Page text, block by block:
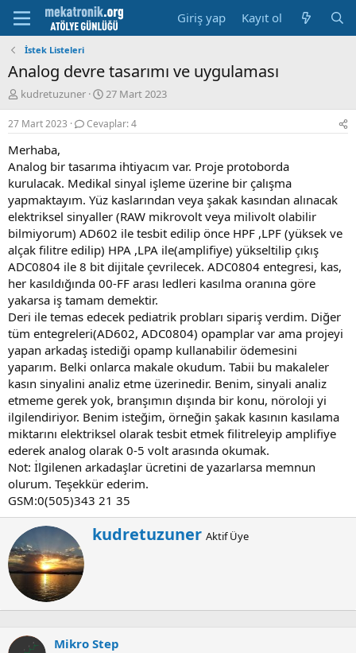
Giriş yap Kayıt ol
İstek Listeleri
Analog devre tasarımı ve uygulaması
K
o
n
u
y
u
b
ş
l
a
t
a
n
kudretuzuner
B
a
ş
l
m
a
a
r
i
h
27 Mart 2023
27 Mart 2023 Cevaplar: 4
Merhaba,
Analog bir tasarıma ihtiyacım var. Proje protoborda
kurulacak. Medikal sinyal işleme üzerine bir çalışma
yapmaktayım. Yüz kaslarından veya şakak kasından alınacak
elektriksel sinyaller (RAW mikrovolt veya milivolt olabilir
bilmiyorum) AD602 ile tesbit edilip önce HPF ,LPF (yüksek ve
alçak filitre edilip) HPA ,LPA ile(amplifiye) yükseltilip çıkış
ADC0804 ile 8 bit dijitale çevrilecek. ADC0804 entegresi, kas,
her kasıldığında 00-FF arası ledleri kasılma oranına göre
yakarsa iş tamam demektir.
Deri ile temas edecek pediatrik probları sipariş verdim. Diğer
tüm entegreleri(AD602, ADC0804) opamplar var ama projeyi
yapan arkadaş istediği opamp kullanabilir ödemesini
yaparım. Belki onlarca makale okudum. Tabii bu makaleler
kasın sinyalini analiz etme üzerinedir. Benim, sinyali analiz
etmeme gerek yok, branşımın dışında bir konu, nöroloji yi
ilgilendiriyor. Benim isteğim, örneğin şakak kasının kasılama
miktarını elektriksel olarak tesbit etmek filitreleyip amplifiye
ederek analog olarak 0-5 volt arasında okumak.
Not: İlgilenen arkadaşlar ücretini de yazarlarsa memnun
olurum. Teşekkür ederim.
GSM:0(505)343 21 35
W
r
y
kudretuzuner Aktif Üye
Mikro Step